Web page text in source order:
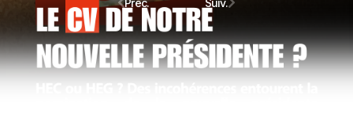
Prec. Suiv.